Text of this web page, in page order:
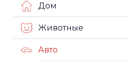
Дом
Животные
Авто